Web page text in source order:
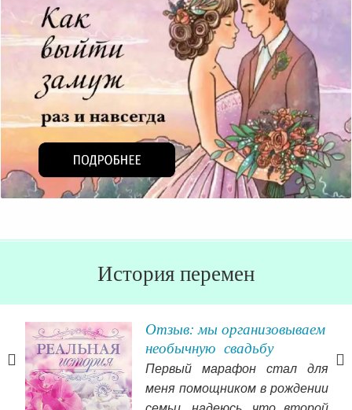
История перемен
я
Отзыв: мы организовываем
необычную свадьбу
Первый марафон стал для
меня помощником в рождении